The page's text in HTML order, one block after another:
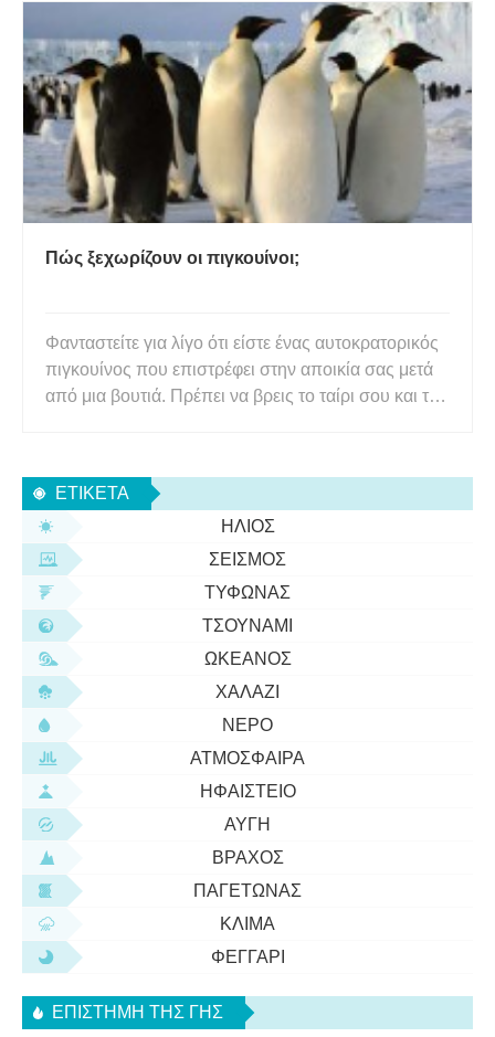
βακτηρίων και των αρχαιβακτηρίων είναι τόσο
μεγάλες που ταξινομούνται χωριστά από άλλες
μορφές ζωής και έχουν αμφισβητήσ
Πώς ξεχωρίζουν οι πιγκουίνοι;
Φανταστείτε για λίγο ότι είστε ένας αυτοκρατορικός
πιγκουίνος που επιστρέφει στην αποικία σας μετά
από μια βουτιά. Πρέπει να βρεις το ταίρι σου και τη
υπάρχει σταθερό σημείο όπου μπορείτε να πάτε και
να περιμένετε να
ΕΤΙΚΈΤΑ
ΉΛΙΟΣ
ΣΕΙΣΜΌΣ
ΤΥΦΏΝΑΣ
ΤΣΟΥΝΆΜΙ
ΩΚΕΑΝΌΣ
ΧΑΛΆΖΙ
ΝΕΡΌ
ΑΤΜΌΣΦΑΙΡΑ
ΗΦΑΊΣΤΕΙΟ
ΑΥΓΉ
ΒΡΆΧΟΣ
ΠΑΓΕΤΏΝΑΣ
ΚΛΊΜΑ
ΦΕΓΓΆΡΙ
ΕΠΙΣΤΉΜΗ ΤΗΣ ΓΗΣ